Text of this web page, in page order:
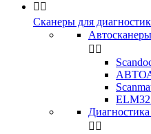
 
Сканеры для
Автосканеры
 
 